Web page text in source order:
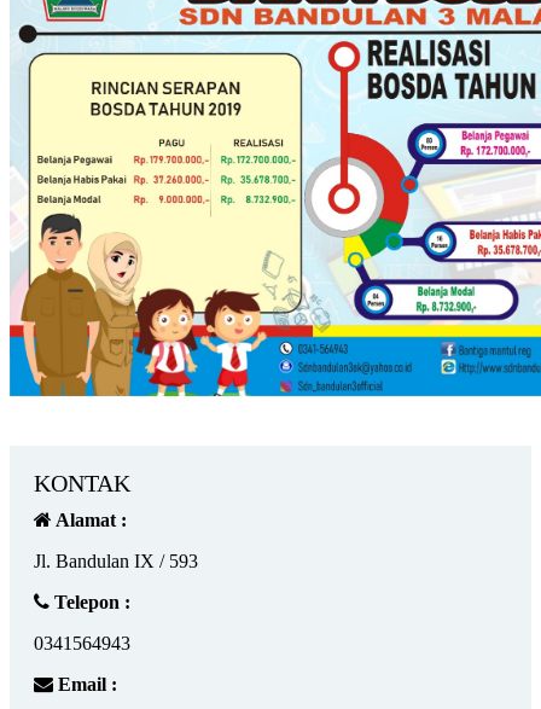
KONTAK
Alamat :
Jl. Bandulan IX / 593
Telepon :
0341564943
Email :